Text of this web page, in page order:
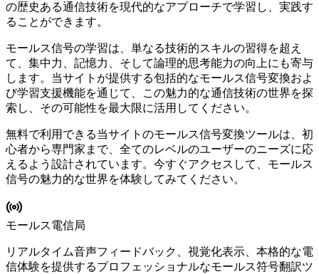
の歴史ある通信技術を現代的なアプローチで学習し、実践す
ることができます。
モールス信号の学習は、単なる技術的スキルの習得を超え
て、集中力、記憶力、そして論理的思考能力の向上にも寄与
します。当サイトが提供する包括的なモールス信号変換およ
び学習支援機能を通じて、この魅力的な通信技術の世界を探
索し、その可能性を最大限に活用してください。
無料で利用できる当サイトのモールス信号変換ツールは、初
心者から専門家まで、全てのレベルのユーザーのニーズに応
えるよう設計されています。今すぐアクセスして、モールス
信号の魅力的な世界を体験してみてください。
モールス電信局
リアルタイム音声フィードバック、視覚化表示、本格的な電
信体験を提供するプロフェッショナルなモールス符号翻訳ツ